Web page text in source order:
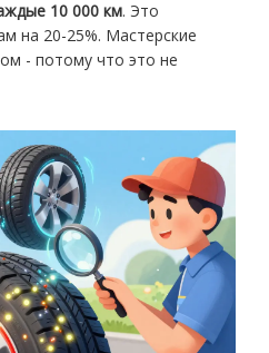
10 000 км. Это
на 20-25%. Мастерские
- потому что это не